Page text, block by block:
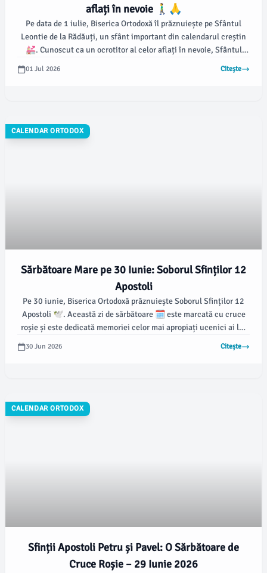
aflați în nevoie 🚶‍♂️🙏
Pe data de 1 iulie, Biserica Ortodoxă îl prăznuiește pe Sfântul
Leontie de la Rădăuți, un sfânt important din calendarul creștin
💒. Cunoscut ca un ocrotitor al celor aflați în nevoie, Sfântul
01 Jul 2026 Citește
CALENDAR ORTODOX
Sărbătoare Mare pe 30 Iunie: Soborul Sfinților 12
Apostoli
Pe 30 iunie, Biserica Ortodoxă prăznuiește Soborul Sfinților 12
Apostoli 🕊️. Această zi de sărbătoare 🗓️ este marcată cu cruce
roșie și este dedicată memoriei celor mai apropiați ucenici ai lui
30 Jun 2026 Citește
CALENDAR ORTODOX
Sfinții Apostoli Petru și Pavel: O Sărbătoare de
Cruce Roșie – 29 Iunie 2026